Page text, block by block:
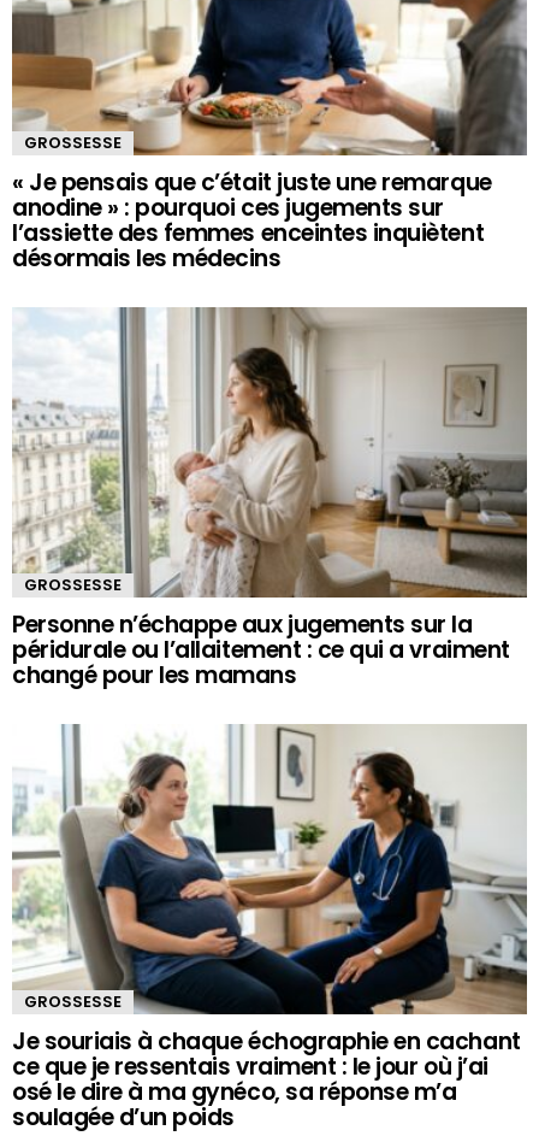
GROSSESSE
« Je pensais que c’était juste une remarque
anodine » : pourquoi ces jugements sur
l’assiette des femmes enceintes inquiètent
désormais les médecins
GROSSESSE
Personne n’échappe aux jugements sur la
péridurale ou l’allaitement : ce qui a vraiment
changé pour les mamans
GROSSESSE
Je souriais à chaque échographie en cachant
ce que je ressentais vraiment : le jour où j’ai
osé le dire à ma gynéco, sa réponse m’a
soulagée d’un poids